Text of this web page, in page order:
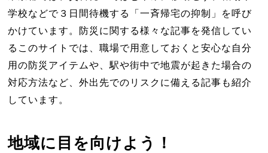
学校などで３日間待機する「一斉帰宅の抑制」を呼び
かけています。防災に関する様々な記事を発信してい
るこのサイトでは、職場で用意しておくと安心な自分
用の防災アイテムや、駅や街中で地震が起きた場合の
対応方法など、外出先でのリスクに備える記事も紹介
しています。
地域に目を向けよう！